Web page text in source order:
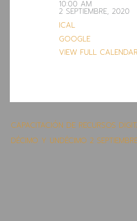
10:00 AM
2 SEPTIEMBRE, 2020
ICAL
GOOGLE
VIEW FULL CALENDAR
CAPACITACIÓN DE RECURSOS
DÉCIMO Y UNDÉCIMO 2